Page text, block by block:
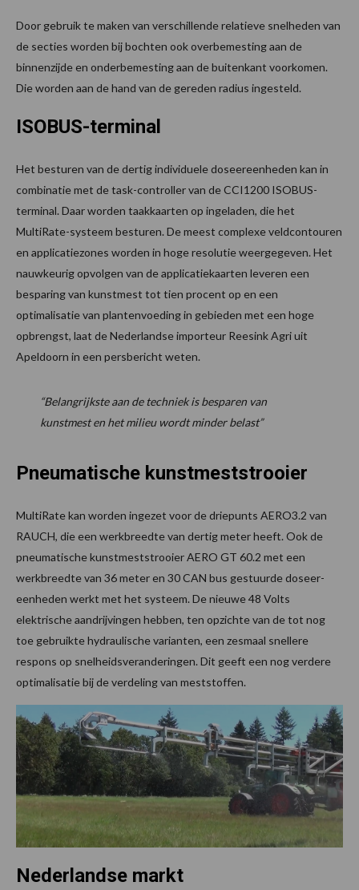
Door gebruik te maken van verschillende relatieve snelheden van
de secties worden bij bochten ook overbemesting aan de
binnenzijde en onderbemesting aan de buitenkant voorkomen.
Die worden aan de hand van de gereden radius ingesteld.
ISOBUS-terminal
Het besturen van de dertig individuele doseereenheden kan in
combinatie met de task-controller van de CCI1200 ISOBUS-
terminal. Daar worden taakkaarten op ingeladen, die het
MultiRate-systeem besturen. De meest complexe veldcontouren
en applicatiezones worden in hoge resolutie weergegeven. Het
nauwkeurig opvolgen van de applicatiekaarten leveren een
besparing van kunstmest tot tien procent op en een
optimalisatie van plantenvoeding in gebieden met een hoge
opbrengst, laat de Nederlandse importeur Reesink Agri uit
Apeldoorn in een persbericht weten.
“Belangrijkste aan de techniek is besparen van
kunstmest en het milieu wordt minder belast”
Pneumatische kunstmeststrooier
MultiRate kan worden ingezet voor de driepunts AERO3.2 van
RAUCH, die een werkbreedte van dertig meter heeft. Ook de
pneumatische kunstmeststrooier AERO GT 60.2 met een
werkbreedte van 36 meter en 30 CAN bus gestuurde doseer-
eenheden werkt met het systeem. De nieuwe 48 Volts
elektrische aandrijvingen hebben, ten opzichte van de tot nog
toe gebruikte hydraulische varianten, een zesmaal snellere
respons op snelheidsveranderingen. Dit geeft een nog verdere
optimalisatie bij de verdeling van meststoffen.
Nederlandse markt